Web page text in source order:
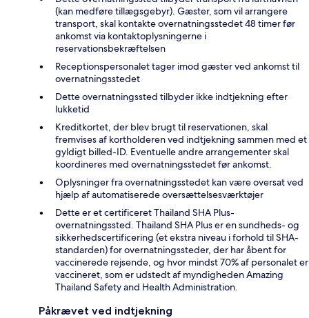
(kan medføre tillægsgebyr). Gæster, som vil arrangere
transport, skal kontakte overnatningsstedet 48 timer før
ankomst via kontaktoplysningerne i
reservationsbekræftelsen
Receptionspersonalet tager imod gæster ved ankomst til
overnatningsstedet
Dette overnatningssted tilbyder ikke indtjekning efter
lukketid
Kreditkortet, der blev brugt til reservationen, skal
fremvises af kortholderen ved indtjekning sammen med et
gyldigt billed-ID. Eventuelle andre arrangementer skal
koordineres med overnatningsstedet før ankomst.
Oplysninger fra overnatningsstedet kan være oversat ved
hjælp af automatiserede oversættelsesværktøjer
Dette er et certificeret Thailand SHA Plus-
overnatningssted. Thailand SHA Plus er en sundheds- og
sikkerhedscertificering (et ekstra niveau i forhold til SHA-
standarden) for overnatningssteder, der har åbent for
vaccinerede rejsende, og hvor mindst 70% af personalet er
vaccineret, som er udstedt af myndigheden Amazing
Thailand Safety and Health Administration.
Påkrævet ved indtjekning